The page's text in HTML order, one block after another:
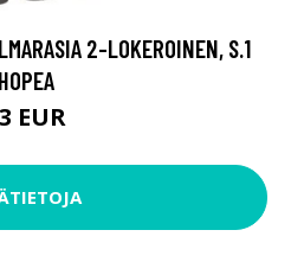
2-LOKEROINEN, S.1
HOPEA
EUR